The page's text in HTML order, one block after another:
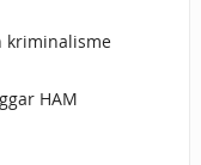
kriminalisme
HAM